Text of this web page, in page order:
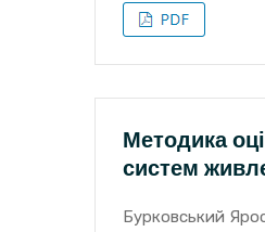
Методика
систем
Бурковський